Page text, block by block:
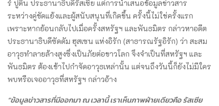
ร์ ปูติน ประธานาธิบดีรัสเซีย แต่การนำเสนอข้อมูลข่าวสาร
ระหว่างคู่ขัดแย้งและผู้สนับสนุนที่เกิดขึ้น ครั้งนี้ไม่ใช่ครั้งแรก
เพราะหากย้อนกลับไปเมื่อครั้งสหรัฐฯ และพันธมิตร กล่าวหาอดีต
ประธานาธิบดีซัดดัม ฮุสเซน แห่งอิรัก (สาธารณรัฐอิรัก) ว่า สะสม
อาวุธทำลายล้างสูงซึ่งเป็นภัยต่อขาวโลก จึงจำเป็นที่สหรัฐฯ และ
พันธมิตร ต้องเข้าไปกำจัดอาวุธเหล่านั้น แต่จนถึงวันนี้ก็ยังไม่มีใคร
พบหรือเจออาวุธที่สหรัฐฯ กล่าวอ้าง
“ข้อมูลข่าวสารที่มีออกมา ณ เวลานี้ เราเห็นภาพฝ่ายเดียวคือ รัสเซีย